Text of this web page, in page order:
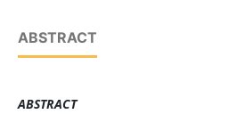
ABSTRACT
ABSTRACT